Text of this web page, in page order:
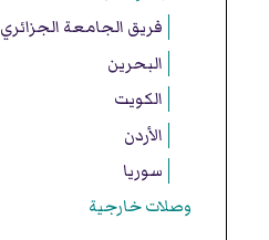
فريق الجامعة الجزائري
البحرين
الكويت
الأردن
سوريا
وصلات خارجية